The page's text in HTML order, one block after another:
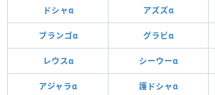
ドシャα アズズα
ブランゴα グラビα
レウスα シーウーα
アジャラα 護ドシャα